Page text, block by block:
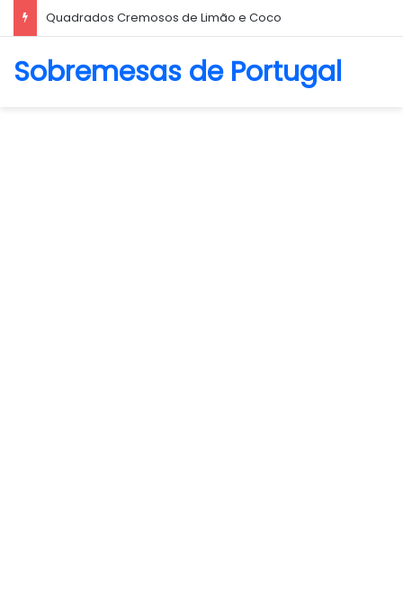
Quadrados Cremosos de Limão e Coco
Sobremesas de Portugal